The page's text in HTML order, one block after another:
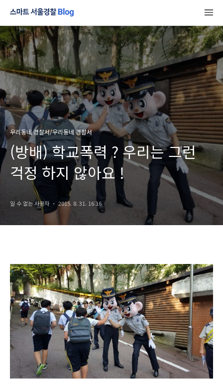
우리동네 경찰서/우리동네 경찰서
(방배) 학교폭력 ? 우리는 그런
걱정 하지 않아요 !
알 수 없는 사용자 2015. 8. 31. 16:16